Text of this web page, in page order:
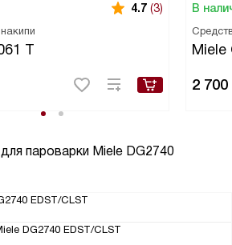
4.7 (3)
T
В
Miele
2 700
пароварки Miele DG2740
EDST/CLST
DG2740 EDST/CLST